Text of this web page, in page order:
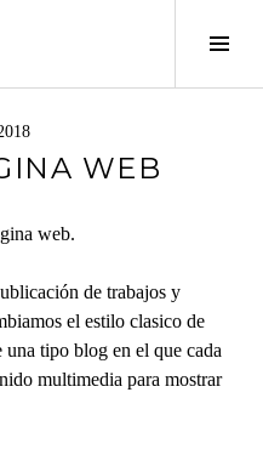
WEB
web.
de trabajos y
el estilo clasico de
tipo blog en el que cada
multimedia para mostrar